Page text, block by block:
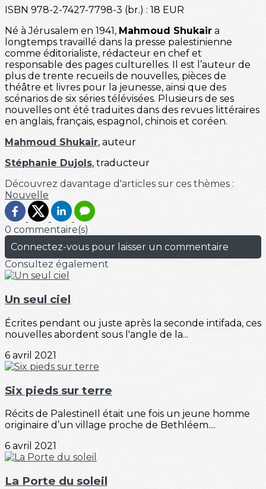
ISBN 978-2-7427-7798-3 (br.) : 18 EUR
Né à Jérusalem en 1941, Mahmoud Shukair a
longtemps travaillé dans la presse palestinienne
comme éditorialiste, rédacteur en chef et
responsable des pages culturelles. Il est l’auteur de
plus de trente recueils de nouvelles, pièces de
théâtre et livres pour la jeunesse, ainsi que des
scénarios de six séries télévisées. Plusieurs de ses
nouvelles ont été traduites dans des revues littéraires
en anglais, français, espagnol, chinois et coréen.
Mahmoud Shukair, auteur
Stéphanie Dujols, traducteur
Découvrez davantage d'articles sur ces thèmes :
Nouvelle
0 commentaire(s)
Connectez-vous pour laisser un commentaire
Consultez également
Un seul ciel
Écrites pendant ou juste après la seconde intifada, ces
nouvelles abordent sous l'angle de la...
6 avril 2021
Six pieds sur terre
Récits de PalestineIl était une fois un jeune homme
originaire d’un village proche de Bethléem....
6 avril 2021
La Porte du soleil